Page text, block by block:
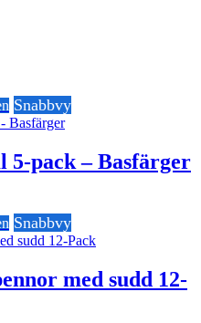
Snabbvy
pack – Basfärger
Snabbvy
med sudd 12-